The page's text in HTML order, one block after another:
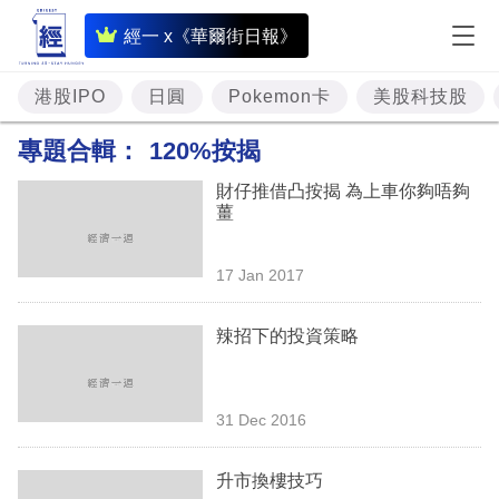
經一 x《華爾街日報》
即
時
財
經
資
樓
港股IPO 日圓 Pokemon卡 美股科技股
專題合輯： 120%按揭
財仔推借凸按揭 為上車你夠唔夠
薑
17 Jan 2017
辣招下的投資策略
31 Dec 2016
升市換樓技巧